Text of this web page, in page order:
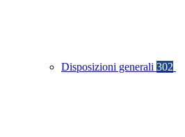
Disposizioni generali 302